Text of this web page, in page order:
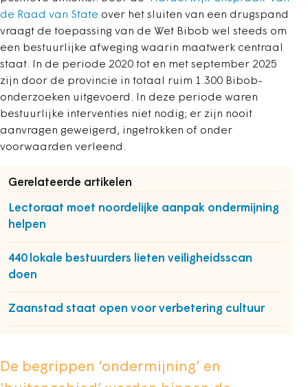
de Raad van State over het sluiten van een drugspand
vraagt de toepassing van de Wet Bibob wel steeds om
een bestuurlijke afweging waarin maatwerk centraal
staat. In de periode 2020 tot en met september 2025
zijn door de provincie in totaal ruim 1.300 Bibob-
onderzoeken uitgevoerd. In deze periode waren
bestuurlijke interventies niet nodig; er zijn nooit
aanvragen geweigerd, ingetrokken of onder
voorwaarden verleend.
Gerelateerde artikelen
Lectoraat moet noordelijke aanpak ondermijning
helpen
440 lokale bestuurders lieten veiligheidsscan
doen
Zaanstad staat open voor verbetering cultuur
De begrippen ‘ondermijning’ en